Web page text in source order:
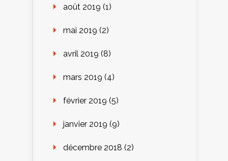
août 2019 (1)
mai 2019 (2)
avril 2019 (8)
mars 2019 (4)
février 2019 (5)
janvier 2019 (9)
décembre 2018 (2)